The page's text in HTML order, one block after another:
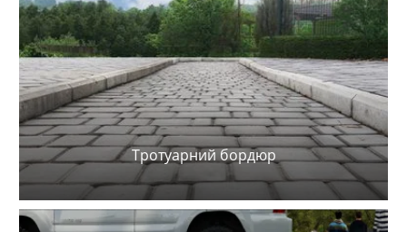
Тротуарний бордюр